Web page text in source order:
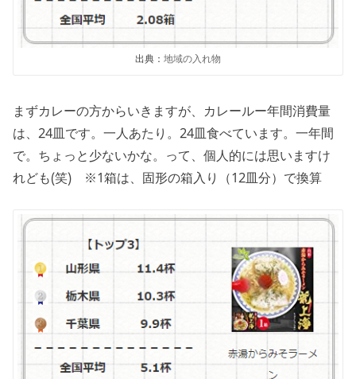
出典： 地域の入れ物
まずカレーの方からいきますが、カレールー年間消費量
は、24皿です。一人あたり。24皿食べています。一年間
で。ちょっと少ないかな。って、個人的には思いますけ
れども(笑) ※1箱は、固形の箱入り（12皿分）で換算